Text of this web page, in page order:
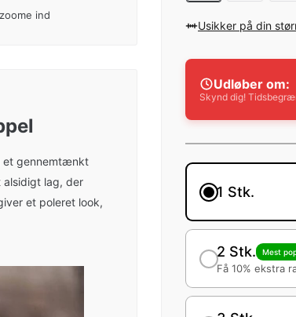
ind
Usikker på din
Udløber om:
Skynd dig!
1 Stk.
2 Stk. Mest
Få 10% ekstra
et gennemtænkt
alsidigt lag, der
et poleret look,